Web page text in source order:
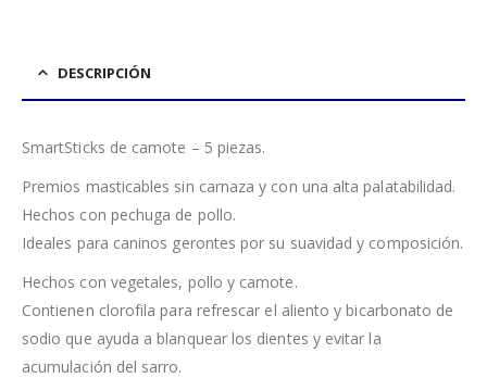
DESCRIPCIÓN
SmartSticks de camote – 5 piezas.
Premios masticables sin carnaza y con una alta palatabilidad.
Hechos con pechuga de pollo.
Ideales para caninos gerontes por su suavidad y composición.
Hechos con vegetales, pollo y camote.
Contienen clorofila para refrescar el aliento y bicarbonato de
sodio que ayuda a blanquear los dientes y evitar la
acumulación del sarro.